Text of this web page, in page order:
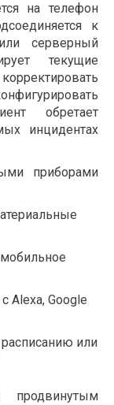
на телефон
к
серверный
текущие
обретает
инцидентах
приборами
Alexa, Google
или
продвинутым